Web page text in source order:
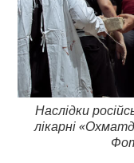
Наслідки
лікарні